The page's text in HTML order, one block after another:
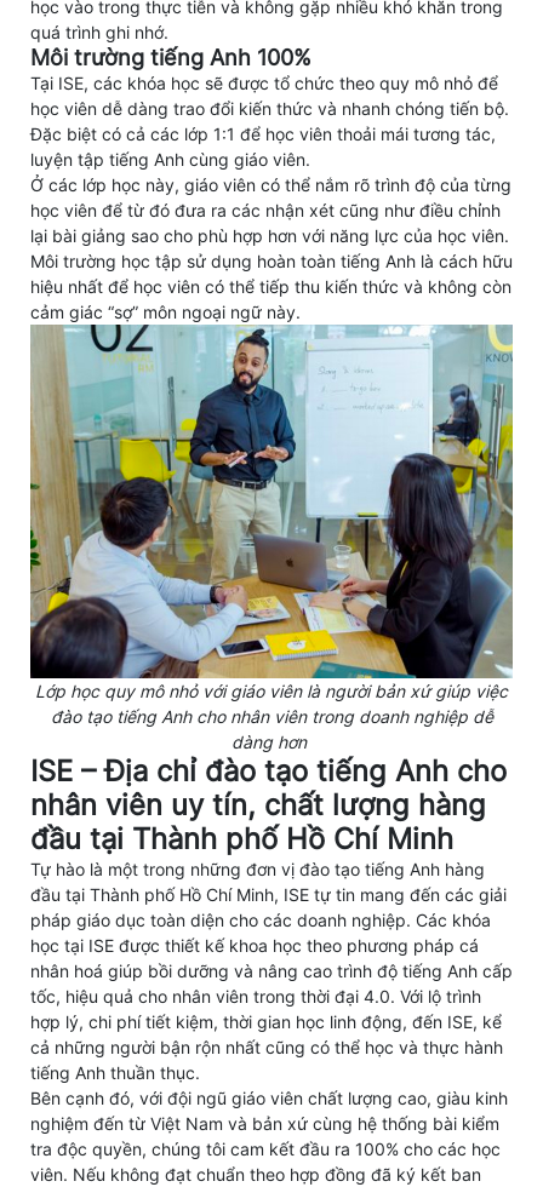
học vào trong thực tiễn và không gặp nhiều khó khăn trong
quá trình ghi nhớ.
Môi trường tiếng Anh 100%
Tại ISE, các khóa học sẽ được tổ chức theo quy mô nhỏ để
học viên dễ dàng trao đổi kiến thức và nhanh chóng tiến bộ.
Đặc biệt có cả các lớp 1:1 để học viên thoải mái tương tác,
luyện tập tiếng Anh cùng giáo viên.
Ở các lớp học này, giáo viên có thể nắm rõ trình độ của từng
học viên để từ đó đưa ra các nhận xét cũng như điều chỉnh
lại bài giảng sao cho phù hợp hơn với năng lực của học viên.
Môi trường học tập sử dụng hoàn toàn tiếng Anh là cách hữu
hiệu nhất để học viên có thể tiếp thu kiến thức và không còn
cảm giác “sợ” môn ngoại ngữ này.
Lớp học quy mô nhỏ với giáo viên là người bản xứ giúp việc
đào tạo tiếng Anh cho nhân viên trong doanh nghiệp dễ
dàng hơn
ISE – Địa chỉ đào tạo tiếng Anh cho
nhân viên uy tín, chất lượng hàng
đầu tại Thành phố Hồ Chí Minh
Tự hào là một trong những đơn vị đào tạo tiếng Anh hàng
đầu tại Thành phố Hồ Chí Minh, ISE tự tin mang đến các giải
pháp giáo dục toàn diện cho các doanh nghiệp. Các khóa
học tại ISE được thiết kế khoa học theo phương pháp cá
nhân hoá giúp bồi dưỡng và nâng cao trình độ tiếng Anh cấp
tốc, hiệu quả cho nhân viên trong thời đại 4.0. Với lộ trình
hợp lý, chi phí tiết kiệm, thời gian học linh động, đến ISE, kể
cả những người bận rộn nhất cũng có thể học và thực hành
tiếng Anh thuần thục.
Bên cạnh đó, với đội ngũ giáo viên chất lượng cao, giàu kinh
nghiệm đến từ Việt Nam và bản xứ cùng hệ thống bài kiểm
tra độc quyền, chúng tôi cam kết đầu ra 100% cho các học
viên. Nếu không đạt chuẩn theo hợp đồng đã ký kết ban